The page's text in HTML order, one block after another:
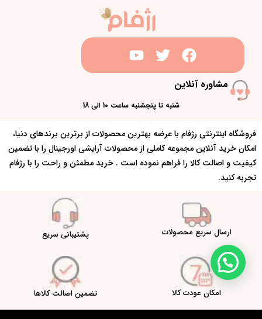
مشاوره آنلاین
شنبه تا پنجشنبه ساعت 10 الی 18
فروشگاه اینترنتی رژفام با عرضه بهترین محصولات از برترین برندهای دنیا،
امکان خرید آنلاین مجموعه کاملی از محصولات آرایشی اورجینال را با تضمین
کیفیت و اصالت کالا را فراهم نموده است . خرید مطمئن و راحت را با رژفام
تجربه کنید.
ارسال سریع محصولات
امکان عودت کالا
پشتیبانی سریع
تضمین اصالت کالاها